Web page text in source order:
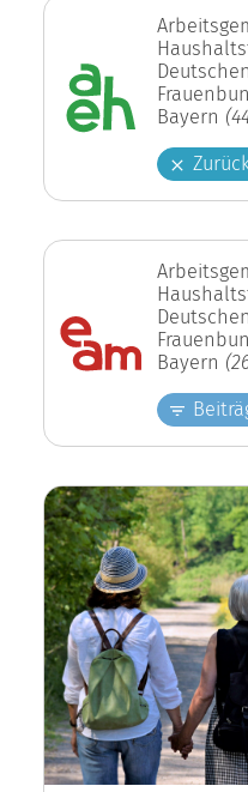
Bayern
Bayern